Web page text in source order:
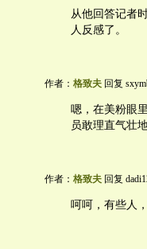
从他回答记者
人反感了。
作者： 格致夫 回复
嗯，在美粉眼
员敢理直气壮
作者： 格致夫 回复
呵呵，有些人